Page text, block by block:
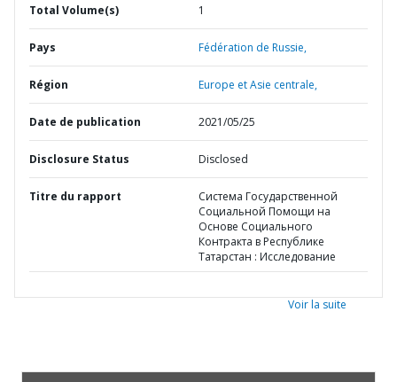
Total Volume(s) 1
Pays Fédération de Russie,
Région Europe et Asie centrale,
Date de publication 2021/05/25
Disclosure Status Disclosed
Titre du rapport
Система Государственной
Социальной Помощи на
Основе Социального
Контракта в Республике
Татарстан : Исследование
Voir la suite